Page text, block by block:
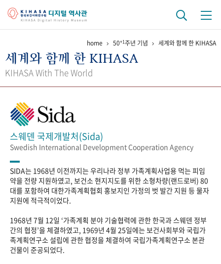
걸어온 길 기관 변천사 역대 기관장
정책과 연구 키워드로 보는 연구 역사
간행물 변천사
기록물 아카이브
사진 아카이브 문서 기록물 행정박물 영상 기록물
성과 50선 숫자로 보는 50년 50+1주년 광장
세계와 함께 한 KIHASA
home 50+1주년 기념 세계와 함께 한 KIHASA
세계와 함께 한 KIHASA
KIHASA With The World
스웨덴 국제개발처(Sida)
Swedish International Development Cooperation Agency
SIDA는 1968년 이전까지는 우리나라 정부 가족계획사업용 먹는 피임
약을 전량 지원하였고, 보건소 현지지도를 위한 소형차량(랜드로버) 80
대를 포함하여 대한가족계획협회 홍보지인 가정의 벗 발간 지원 등 물자
지원에 적극적이었다.
1968년 7월 12일 ‘가족계획 분야 기술협력에 관한 한국과 스웨덴 정부
간의 협정’을 체결하였고, 1969년 4월 25일에는 보건사회부와 국립가
족계획연구소 설립에 관한 협정을 체결하여 국립가족계획연구소 본관
건물이 준공되었다.